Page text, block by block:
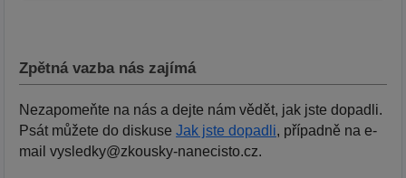
Zpětná vazba nás zajímá
Nezapomeňte na nás a dejte nám vědět, jak jste dopadli.
Psát můžete do diskuse Jak jste dopadli, případně na e-
mail vysledky@zkousky-nanecisto.cz.